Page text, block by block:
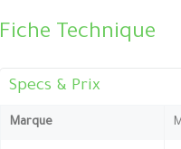
Fiche Technique
Specs & Prix
Marque